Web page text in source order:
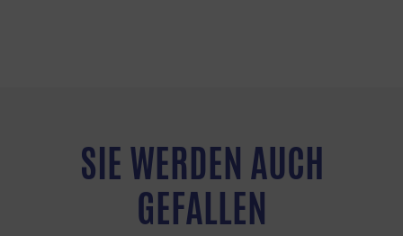
SIE WERDEN AUCH
GEFALLEN